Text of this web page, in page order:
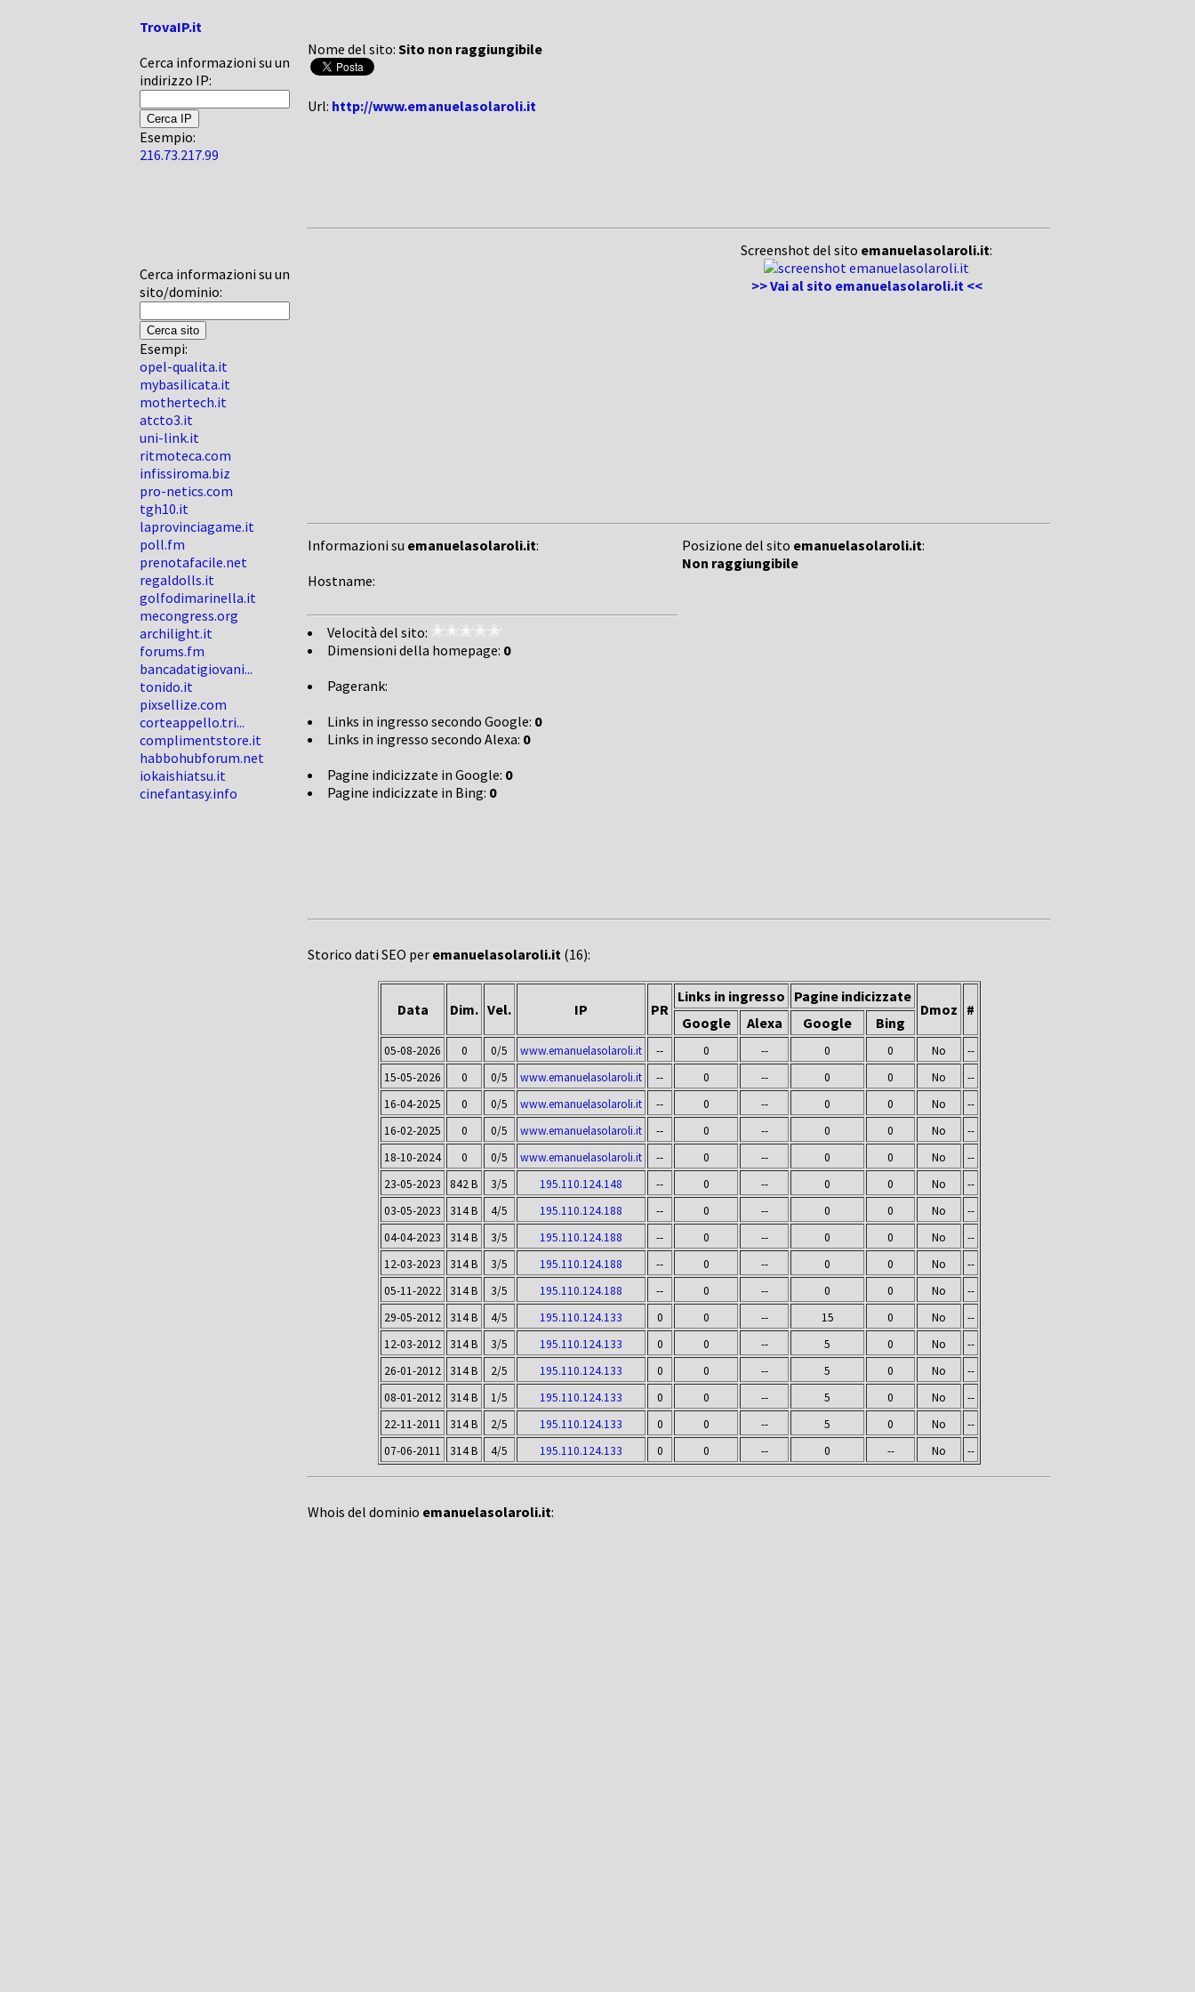
TrovaIP.it
Cerca informazioni su un
indirizzo IP:
Esempio:
216.73.217.99
Cerca informazioni su un
sito/dominio:
Esempi:
opel-qualita.it
mybasilicata.it
mothertech.it
atcto3.it
uni-link.it
ritmoteca.com
infissiroma.biz
pro-netics.com
tgh10.it
laprovinciagame.it
poll.fm
prenotafacile.net
regaldolls.it
golfodimarinella.it
mecongress.org
archilight.it
forums.fm
bancadatigiovani...
tonido.it
pixsellize.com
corteappello.tri...
complimentstore.it
habbohubforum.net
iokaishiatsu.it
cinefantasy.info
Nome del sito: Sito non raggiungibile
Url: http://www.emanuelasolaroli.it
Screenshot del sito emanuelasolaroli.it:
>> Vai al sito emanuelasolaroli.it <<
Informazioni su emanuelasolaroli.it:
Hostname:
Velocità del sito:
Dimensioni della homepage: 0
Pagerank:
Links in ingresso secondo Google: 0
Links in ingresso secondo Alexa: 0
Pagine indicizzate in Google: 0
Pagine indicizzate in Bing: 0
Posizione del sito emanuelasolaroli.it:
Non raggiungibile
Storico dati SEO per emanuelasolaroli.it (16):
Data Dim. Vel. IP PR
Links in ingresso Pagine indicizzate
Dmoz #
Google Alexa Google Bing
05-08-2026 0 0/5 www.emanuelasolaroli.it -- 0 -- 0 0 No
--
15-05-2026
0 0/5 www.emanuelasolaroli.it -- 0 -- 0 0 No
--
16-04-2025
0 0/5 www.emanuelasolaroli.it -- 0 -- 0 0 No
--
16-02-2025
0 0/5 www.emanuelasolaroli.it -- 0 -- 0 0 No
--
18-10-2024
0 0/5 www.emanuelasolaroli.it -- 0 -- 0 0 No
--
23-05-2023
842 B 3/5 195.110.124.148 -- 0 -- 0 0 No
--
03-05-2023
314 B 4/5 195.110.124.188 -- 0 -- 0 0 No
--
04-04-2023
314 B 3/5 195.110.124.188 -- 0 -- 0 0 No
--
12-03-2023
314 B 3/5 195.110.124.188 -- 0 -- 0 0 No
--
05-11-2022 314 B 3/5 195.110.124.188 -- 0 -- 0 0 No
--
29-05-2012 314 B 4/5 195.110.124.133 0 0 -- 15 0 No
--
12-03-2012 314 B 3/5 195.110.124.133 0 0 -- 5 0 No
--
26-01-2012 314 B 2/5 195.110.124.133 0 0 -- 5 0 No
--
08-01-2012 314 B 1/5 195.110.124.133 0 0 -- 5 0 No
--
22-11-2011
314 B 2/5 195.110.124.133 0 0 -- 5 0 No
--
07-06-2011
314 B 4/5 195.110.124.133 0 0 -- 0 -- No --
Whois del dominio emanuelasolaroli.it: